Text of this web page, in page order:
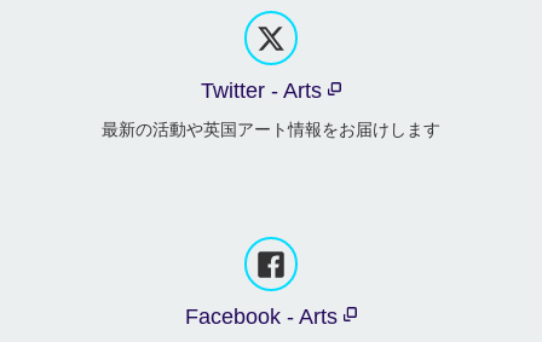
Twitter - Arts
最新の活動や英国アート情報をお届けします
Facebook - Arts